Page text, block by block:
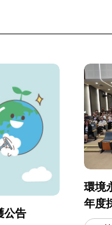
公告
環境
年度
會」